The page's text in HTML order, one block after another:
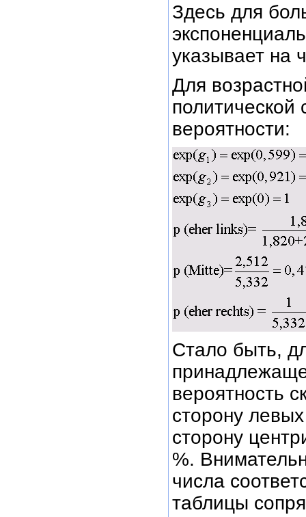
Здесь для
указывает на
Для
вероятности:
Стало быть,
вероятность
сторону
сторону
%.
числа
таблицы